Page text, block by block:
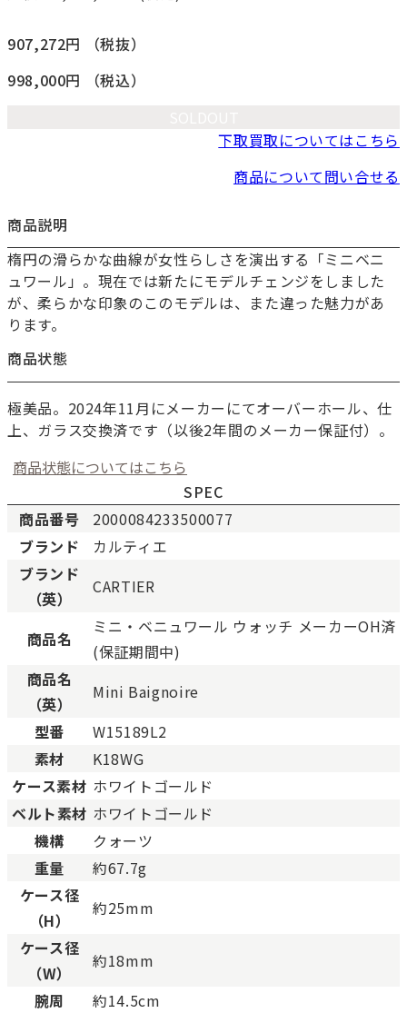
907,272円
（税抜）
998,000円
（税込）
下取買取についてはこちら
商品について問い合せる
商品説明
楕円の滑らかな曲線が女性らしさを演出する「ミニベニ
ュワール」。現在では新たにモデルチェンジをしました
が、柔らかな印象のこのモデルは、また違った魅力があ
ります。
商品状態
極美品。2024年11月にメーカーにてオーバーホール、仕
上、ガラス交換済です（以後2年間のメーカー保証付）。
商品状態についてはこちら
Aランク 僅かな傷、汚れはあります
ABランク
Bランク
BCランク
Cランク
SPEC
商品番号
2000084233500077
ブランド
カルティエ
ブランド
（英）
CARTIER
商品名
ミニ・ベニュワール ウォッチ メーカーOH済
(保証期間中)
商品名
（英）
Mini Baignoire
型番
W15189L2
素材
K18WG
ケース素材 ホワイトゴールド
ベルト素材 ホワイトゴールド
機構
クォーツ
重量
約67.7g
ケース径
（H）
約25mm
ケース径
（W）
約18mm
腕周
約14.5cm